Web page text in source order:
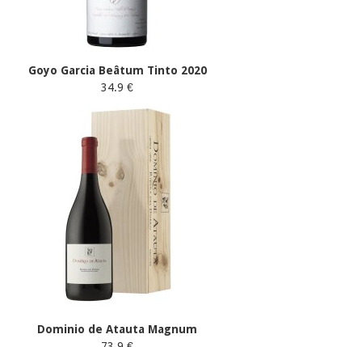
Goyo Garcia Beâtum Tinto 2020
34.9 €
Dominio de Atauta Magnum